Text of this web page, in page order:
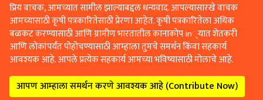
प्रिय वाचक, आमच्यात सामील झाल्याबद्दल धन्यवाद. आपल्यासारखे वाचक
आमच्यासाठी कृषी पत्रकारितेसाठी प्रेरणा आहेत. कृषी पत्रकारितेला अधिक
बळकट करण्यासाठी आणि ग्रामीण भारतातील कानाकोप in्यात शेतकरी
आणि लोकांपर्यंत पोहोचण्यासाठी आम्हाला तुमचे समर्थन किंवा सहकार्य
आवश्यक आहे. आपले प्रत्येक सहकार्य आमच्या भविष्यासाठी मोलाचे आहे.
आपण आम्हाला समर्थन करणे आवश्यक आहे (Contribute Now)